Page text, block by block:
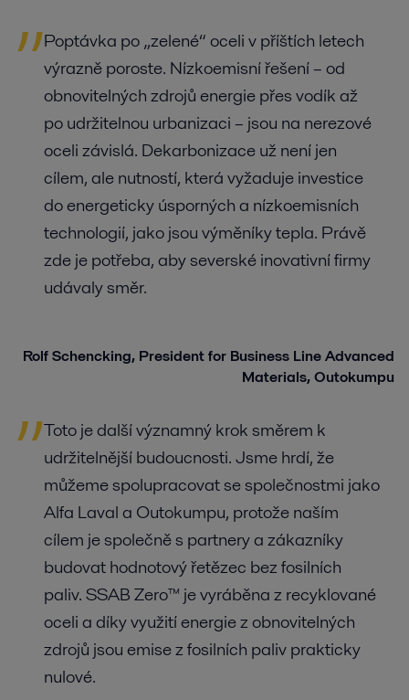
Poptávka po „zelené“ oceli v příštích letech
výrazně poroste. Nízkoemisní řešení – od
obnovitelných zdrojů energie přes vodík až
po udržitelnou urbanizaci – jsou na nerezové
oceli závislá. Dekarbonizace už není jen
cílem, ale nutností, která vyžaduje investice
do energeticky úsporných a nízkoemisních
technologií, jako jsou výměníky tepla. Právě
zde je potřeba, aby severské inovativní firmy
udávaly směr.
Rolf Schencking, President for Business Line Advanced
Materials, Outokumpu
Toto je další významný krok směrem k
udržitelnější budoucnosti. Jsme hrdí, že
můžeme spolupracovat se společnostmi jako
Alfa Laval a Outokumpu, protože naším
cílem je společně s partnery a zákazníky
budovat hodnotový řetězec bez fosilních
paliv. SSAB Zero™ je vyráběna z recyklované
oceli a díky využití energie z obnovitelných
zdrojů jsou emise z fosilních paliv prakticky
nulové.